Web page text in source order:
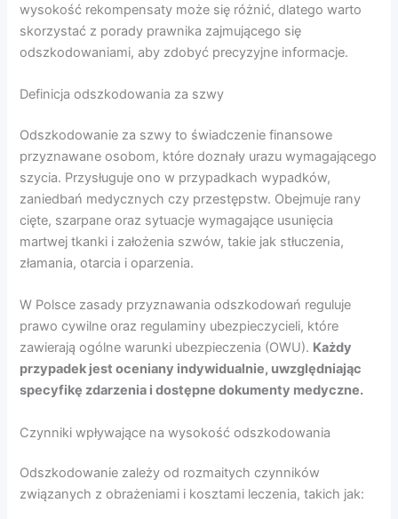
wysokość rekompensaty może się różnić, dlatego warto
skorzystać z porady prawnika zajmującego się
odszkodowaniami, aby zdobyć precyzyjne informacje.
Definicja odszkodowania za szwy
Odszkodowanie za szwy to świadczenie finansowe
przyznawane osobom, które doznały urazu wymagającego
szycia. Przysługuje ono w przypadkach wypadków,
zaniedbań medycznych czy przestępstw. Obejmuje rany
cięte, szarpane oraz sytuacje wymagające usunięcia
martwej tkanki i założenia szwów, takie jak stłuczenia,
złamania, otarcia i oparzenia.
W Polsce zasady przyznawania odszkodowań reguluje
prawo cywilne oraz regulaminy ubezpieczycieli, które
zawierają ogólne warunki ubezpieczenia (OWU). Każdy
przypadek jest oceniany indywidualnie, uwzględniając
specyfikę zdarzenia i dostępne dokumenty medyczne.
Czynniki wpływające na wysokość odszkodowania
Odszkodowanie zależy od rozmaitych czynników
związanych z obrażeniami i kosztami leczenia, takich jak: